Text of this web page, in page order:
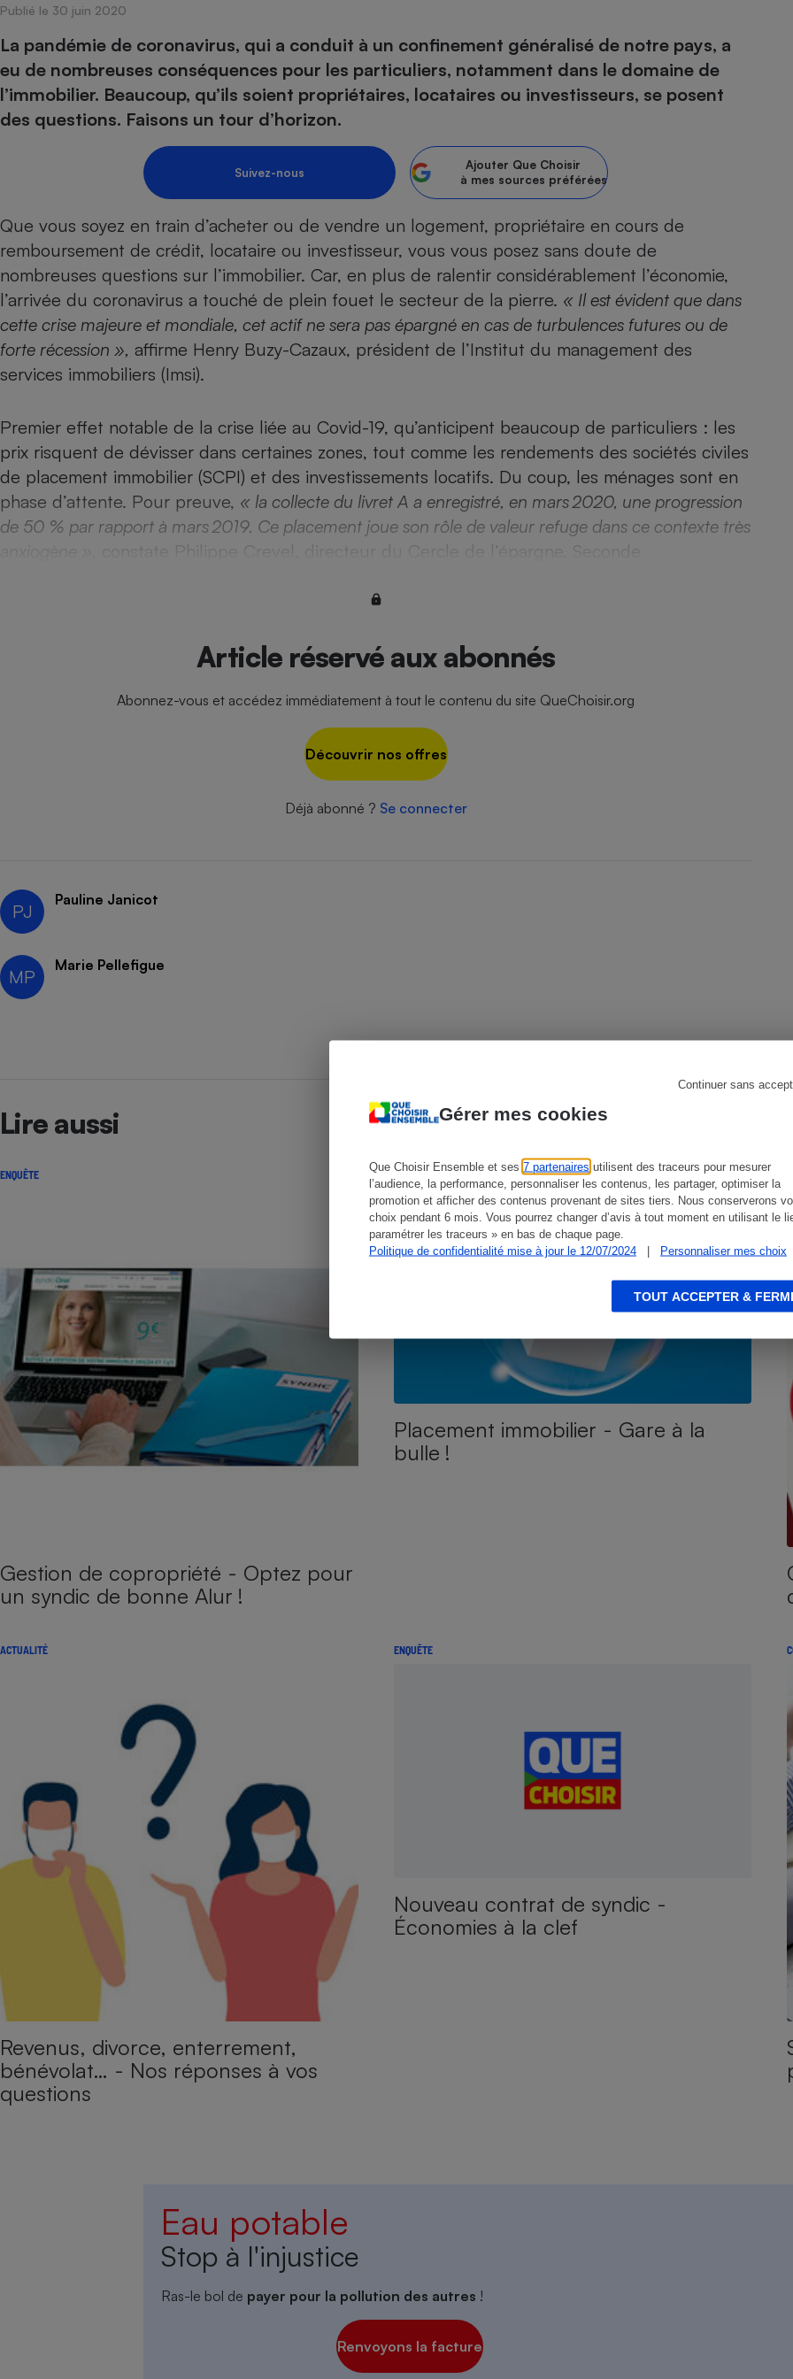
Gérer mes cookies
Que Choisir Ensemble et ses 7 partenaires utilisent des traceurs pour mesurer
l’audience, la performance, personnaliser les contenus, les partager, optimiser la
promotion et afficher des contenus provenant de sites tiers. Nous conserverons
choix pendant 6 mois. Vous pourrez changer d’avis à tout moment en utilisant le
paramétrer les traceurs » en bas de chaque page.
Politique de confidentialité mise à jour le 12/07/2024
| Personnaliser mes choix
Continuer sans
TOUT ACCEPTER &
Publié le 30 juin 2020
La pandémie de coronavirus, qui a conduit à un confinement généralisé de notre pays, a
eu de nombreuses conséquences pour les particuliers, notamment dans le domaine de
l’immobilier. Beaucoup, qu’ils soient propriétaires, locataires ou investisseurs, se posent
des questions. Faisons un tour d’horizon.
Suivez-nous
Ajouter Que Choisir
à mes sources préférées
Que vous soyez en train d’acheter ou de vendre un logement, propriétaire en cours de
remboursement de crédit, locataire ou investisseur, vous vous posez sans doute de
nombreuses questions sur l’immobilier. Car, en plus de ralentir considérablement l’économie,
l’arrivée du coronavirus a touché de plein fouet le secteur de la pierre. « Il est évident que dans
cette crise majeure et mondiale, cet actif ne sera pas épargné en cas de turbulences futures ou de
forte récession », affirme Henry Buzy-Cazaux, président de l’Institut du management des
services immobiliers (Imsi).
Premier effet notable de la crise liée au Covid-19, qu’anticipent beaucoup de particuliers : les
prix risquent de dévisser dans certaines zones, tout comme les rendements des sociétés civiles
de placement immobilier (SCPI) et des investissements locatifs. Du coup, les ménages sont en
phase d’attente. Pour preuve, « la collecte du livret A a enregistré, en mars 2020, une progression
de 50 % par rapport à mars 2019. Ce placement joue son rôle de valeur refuge dans ce contexte très
constate Philippe Crevel, directeur du Cercle de l’épargne. Seconde
Article réservé aux abonnés
Abonnez-vous et accédez immédiatement à tout le contenu du site QueChoisir.org
Découvrir nos offres
Déjà abonné ? Se connecter
PJ
Pauline Janicot
MP
Marie Pellefigue
Lire aussi
ENQUÊTE
Gestion de copropriété - Optez pour
un syndic de bonne Alur !
ENQUÊTE
Placement immobilier - Gare à la
bulle !
ACTUALITÉ
Revenus, divorce, enterrement,
bénévolat… - Nos réponses à vos
questions
ENQUÊTE
Nouveau contrat de syndic -
Économies à la clef
Eau potable
Stop à l'injustice
Ras-le bol de payer pour la pollution des autres !
Renvoyons la facture
Complément
alimentaire
Foie gras
Champagne - Comment choisir une
bouteille de champagne
Banque en ligne
Gros électroménager
Petit électroménager - Ustensile
Lave-linge Lave-vaisselle
induction
Four encastrable
Ventilateur
Téléphonie
Téléviseur Ordinateur portable
Téléphone mobile -
Smartphone
Appareil photo
numérique
Antivirus
Matelas Poêle à granulés
Mutuelle
Antimoustique Crème solaire